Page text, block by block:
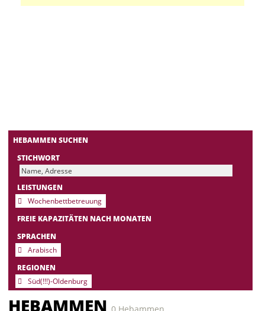
HEBAMMEN SUCHEN
STICHWORT
LEISTUNGEN
Wochenbettbetreuung
FREIE KAPAZITÄTEN NACH MONATEN
SPRACHEN
Arabisch
REGIONEN
Süd(!!!)-Oldenburg
HEBAMMEN